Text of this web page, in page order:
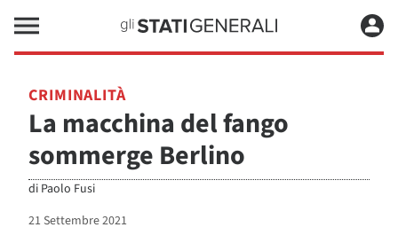
CRIMINALITÀ
La macchina del fango
sommerge Berlino
di Paolo Fusi
21 Settembre 2021